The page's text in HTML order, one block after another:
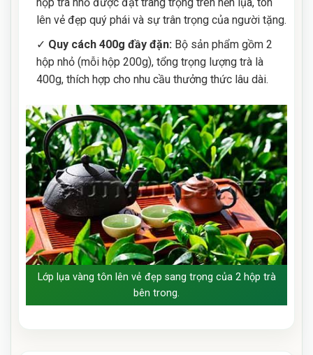
hộp trà nhỏ được đặt trang trọng trên nền lụa, tôn
lên vẻ đẹp quý phái và sự trân trọng của người tặng.
✓ Quy cách 400g đầy đặn: Bộ sản phẩm gồm 2
hộp nhỏ (mỗi hộp 200g), tổng trọng lượng trà là
400g, thích hợp cho nhu cầu thưởng thức lâu dài.
Lớp lụa vàng tôn lên vẻ đẹp sang trọng của 2 hộp trà
bên trong.